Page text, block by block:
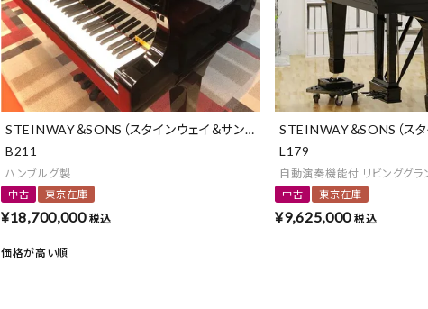
STEINWAY＆SONS（スタインウェイ＆サンズ）
B211
ハンブルグ製
中古 東京在庫
¥18,700,000 税込
STEINWAY＆SONS（スタ
L179
自動演奏機能付 リビンググ
中古 東京在庫
¥9,625,000 税込
価格が高い順